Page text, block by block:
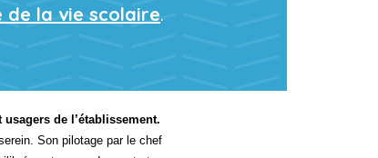
de la vie scolaire.
de l’établissement.
Son pilotage par le chef